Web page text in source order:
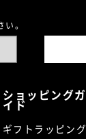
。
ショッピングガ
イド
ギフトラッピング